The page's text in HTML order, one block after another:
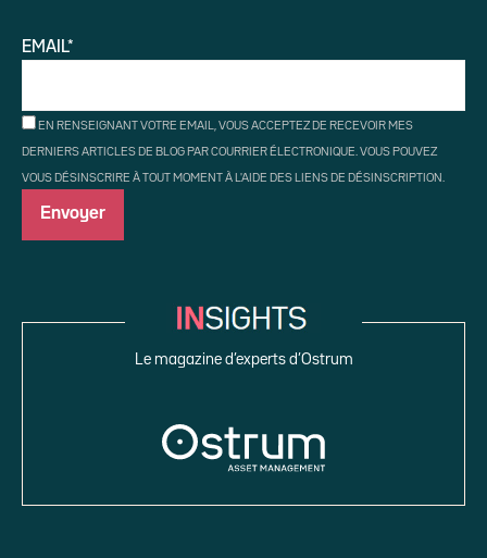
EMAIL*
EN RENSEIGNANT VOTRE EMAIL, VOUS ACCEPTEZ DE RECEVOIR MES
DERNIERS ARTICLES DE BLOG PAR COURRIER ÉLECTRONIQUE. VOUS POUVEZ
VOUS DÉSINSCRIRE À TOUT MOMENT À L'AIDE DES LIENS DE DÉSINSCRIPTION.
Le magazine d’experts d’Ostrum